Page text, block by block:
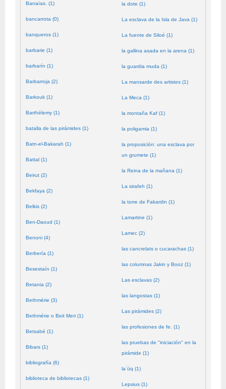
Banaïas. (1)
bancarrota (0)
banqueros (1)
barbarie (1)
barbarín (1)
Barbarroja (2)
Barkouk (1)
Barthélemy (1)
batalla de las pirámides (1)
Batn-el-Bakarah (1)
Battal (1)
Beirut (2)
Bekfaya (2)
Belkis (2)
Ben-Daoud (1)
Benoni (4)
Berbería (1)
Besestaín (1)
Betania (2)
Bethmérie (3)
Bethmérie o Beit Meri (1)
Betsabé (1)
Bibars (1)
bibliografía (6)
biblioteca de bibliotecas (1)
la dote (1)
La esclava de la Isla de Java (1)
La fuente de Siloé (1)
la gallina asada en la arena (1)
la guardia muda (1)
La mansarde des artistes (1)
La Meca (1)
la montaña Kaf (1)
la poligamia (1)
la proposición: una esclava por
un grumete (1)
la Reina de la mañana (1)
La sirafeh (1)
la torre de Fakardin (1)
Lamartine (1)
Lamec (2)
las cancrelats o cucarachas (1)
las columnas Jakin y Booz (1)
Las esclavas (2)
las langostas (1)
Las pirámides (2)
las profesiones de fe. (1)
las pruebas de "iniciación" en la
pirámide (1)
laʿūq (1)
Lepsius (1)